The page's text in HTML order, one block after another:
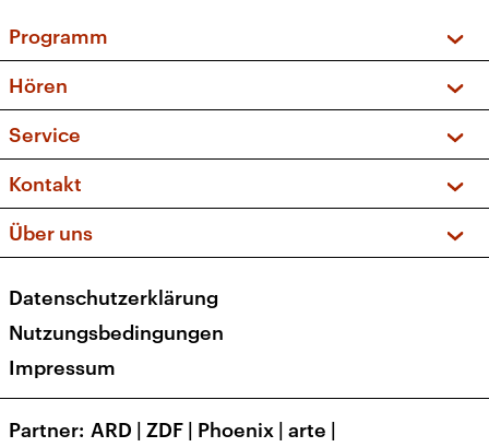
Programm
Sendungen und Podcasts
Musikliste
Kakadu – Das Kinderprogramm
Hören
Frequenzen (UKW + DAB+)
Service
FAQ
Apps
Newsletter
Kontakt
Social Media
Über uns
Presse
Karriere
Transparenz
Datenschutzerklärung
Nutzungsbedingungen
Impressum
Partner ARD | ZDF | Phoenix | arte |